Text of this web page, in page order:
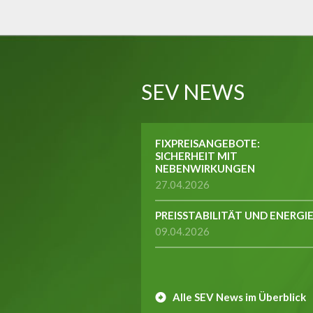
SEV NEWS
FIXPREISANGEBOTE:
SICHERHEIT MIT
NEBENWIRKUNGEN
27.04.2026
PREISSTABILITÄT UND ENERGIE
09.04.2026
Alle SEV News im Überblick